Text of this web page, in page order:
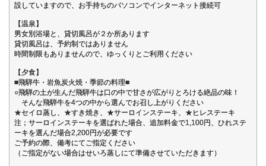
設していますので、お手持ちのパソコンでインターネット接続可
【温泉】
男女別浴場と、貸切風呂が２か所あります
貸切風呂は、予約制ではありません
時間制限もありませんので、ゆっくりとご利用ください
【夕食】
■飛騨牛・岩魚炭火焼・季節の料理■
○飛騨の土が生んだ飛騨牛は口の中で甘さが広がりとろける絶品の味！
そんな飛騨牛を4つの中から選んでお召し上がりください
★セイロ蒸し、★すき焼き、★サーロインステーキ、★ヒレステーキ
注；サーロインステーキを選ばれた場合、追加料金で1,100円、ひれステ
ーキを選んだ場合2,200円が必要です
ご予約の際、備考にてご指定ください
（ご指定がない場合はせいろ蒸しにて準備させていただきます）